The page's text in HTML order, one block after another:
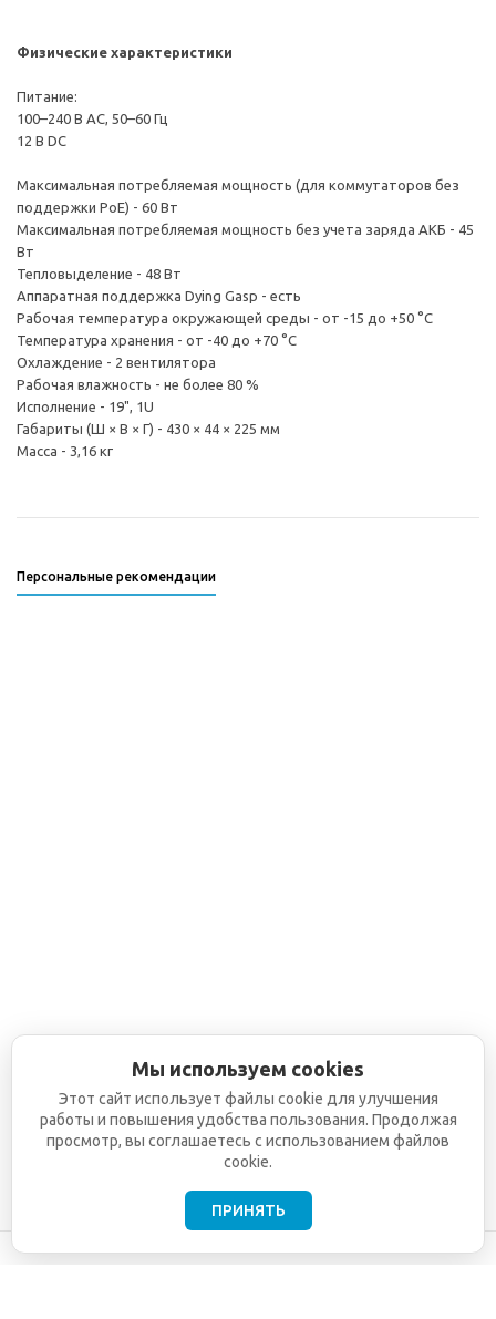
Физические характеристики
Питание:
100–240 В AC, 50–60 Гц
12 В DC
Максимальная потребляемая мощность (для коммутаторов без
поддержки PoE) - 60 Вт
Максимальная потребляемая мощность без учета заряда АКБ - 45
Вт
Тепловыделение - 48 Вт
Аппаратная поддержка Dying Gasp - есть
Рабочая температура окружающей среды - от -15 до +50 °С
Температура хранения - от -40 до +70 °С
Охлаждение - 2 вентилятора
Рабочая влажность - не более 80 %
Исполнение - 19", 1U
Габариты (Ш × В × Г) - 430 × 44 × 225 мм
Масса - 3,16 кг
Персональные рекомендации
Мы используем cookies
Этот сайт использует файлы cookie для улучшения
работы и повышения удобства пользования. Продолжая
просмотр, вы соглашаетесь с использованием файлов
cookie.
ПРИНЯТЬ